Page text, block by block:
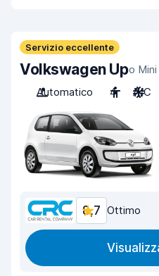
Servizio eccellente
Volkswagen Upo
Automatico
4 A/C
8,7 Ottimo